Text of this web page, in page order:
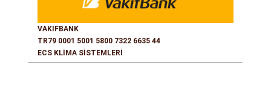
VAKIFBANK
TR79 0001 5001 5800 7322 6635 44
ECS KLİMA SİSTEMLERİ